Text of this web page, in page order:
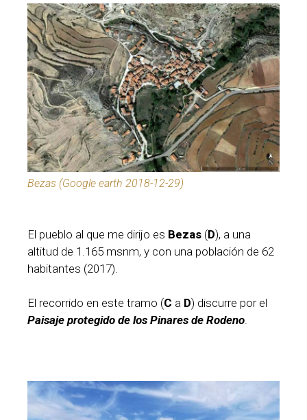
Bezas (Google earth 2018-12-29)
El pueblo al que me dirijo es Bezas (D), a una
altitud de 1.165 msnm, y con una población de 62
habitantes (2017).
El recorrido en este tramo (C a D) discurre por el
Paisaje protegido de los Pinares de Rodeno.